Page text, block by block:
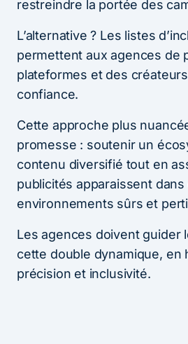
restreindre la portée des
L’alternative ? Les listes
permettent aux agences de
plateformes et des
confiance.
Cette approche plus
promesse : soutenir un
contenu diversifié tout en
publicités apparaissent dans
environnements sûrs et
Les agences doivent guider
cette double dynamique, en
précision et inclusivité.